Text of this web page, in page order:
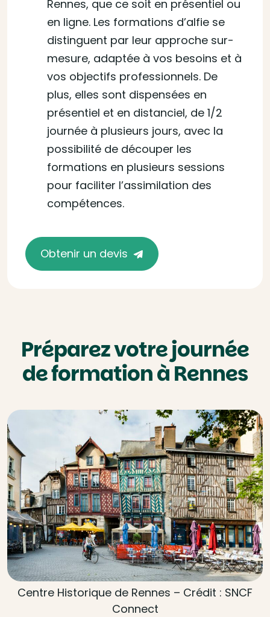
Rennes, que ce soit en présentiel ou
en ligne. Les formations d’alfie se
distinguent par leur approche sur-
mesure, adaptée à vos besoins et à
vos objectifs professionnels. De
plus, elles sont dispensées en
présentiel et en distanciel, de 1/2
journée à plusieurs jours, avec la
possibilité de découper les
formations en plusieurs sessions
pour faciliter l’assimilation des
compétences.
Obtenir un devis
Préparez votre journée
de formation à Rennes
Centre Historique de Rennes – Crédit : SNCF
Connect